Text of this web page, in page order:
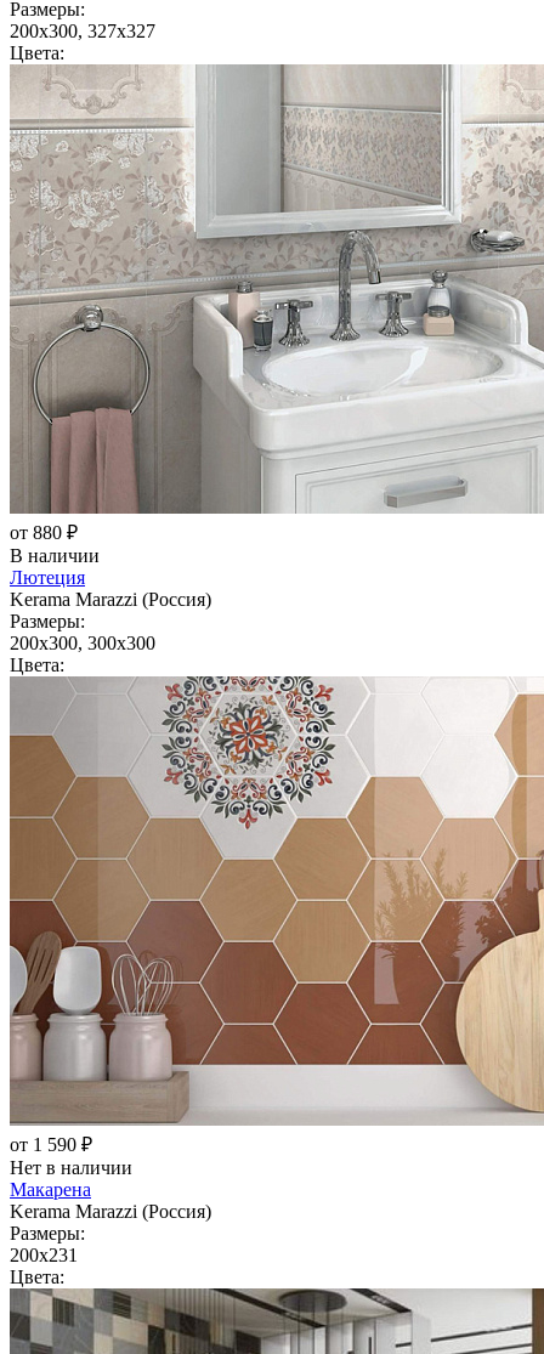
Размеры:
200x300, 327x327
Цвета:
от 880 ₽
В наличии
Лютеция
Kerama Marazzi (Россия)
Размеры:
200x300, 300x300
Цвета:
от 1 590 ₽
Нет в наличии
Макарена
Kerama Marazzi (Россия)
Размеры:
200x231
Цвета: